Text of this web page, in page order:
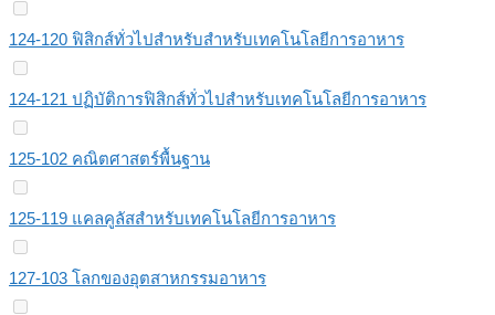
124-120 ฟิสิกส์ทั่วไปสําหรับสําหรับเทคโนโลยีการอาหาร
124-121 ปฏิบัติการฟิสิกส์ทั่วไปสำหรับเทคโนโลยีการอาหาร
125-102 คณิตศาสตร์พื้นฐาน
125-119 แคลคูลัสสำหรับเทคโนโลยีการอาหาร
127-103 โลกของอุตสาหกรรมอาหาร